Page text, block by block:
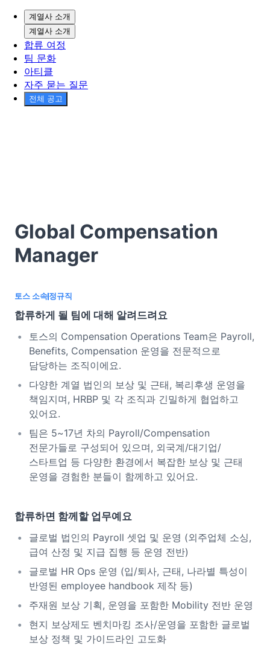
계열사 소개
계열사 소개
합류 여정
팀 문화
아티클
자주 묻는 질문
전체 공고
Global Compensation
Manager
토스 소속정규직
합류하게 될 팀에 대해 알려드려요
토스의 Compensation Operations Team은 Payroll,
Benefits, Compensation 운영을 전문적으로
담당하는 조직이에요.
다양한 계열 법인의 보상 및 근태, 복리후생 운영을
책임지며, HRBP 및 각 조직과 긴밀하게 협업하고
있어요.
팀은 5~17년 차의 Payroll/Compensation
전문가들로 구성되어 있으며, 외국계/대기업/
스타트업 등 다양한 환경에서 복잡한 보상 및 근태
운영을 경험한 분들이 함께하고 있어요.
합류하면 함께할 업무예요
글로벌 법인의 Payroll 셋업 및 운영 (외주업체 소싱,
급여 산정 및 지급 집행 등 운영 전반)
글로벌 HR Ops 운영 (입/퇴사, 근태, 나라별 특성이
반영된 employee handbook 제작 등)
주재원 보상 기획, 운영을 포함한 Mobility 전반 운영
현지 보상제도 벤치마킹 조사/운영을 포함한 글로벌
보상 정책 및 가이드라인 고도화